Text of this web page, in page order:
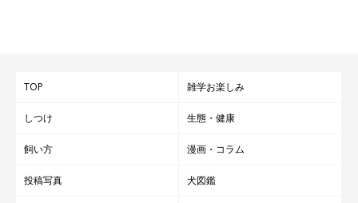
TOP 雑学お楽しみ
しつけ 生態・健康
飼い方 漫画・コラム
投稿写真 犬図鑑